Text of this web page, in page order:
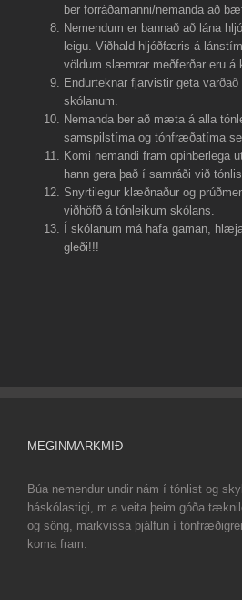
ber forráðamanni/nemanda að
Nemendum er bannað að lána
leigu. Viðhald hljóðfæris á
völdum slæmrar meðferðar eru á
Endurteknar fjarvistir geta
skólanum.
Nemanda ber að mæta á alla
samspilstíma og tónfræðatíma
Komi nemandi fram opinberlega
hann gera það í samráði við
Snyrtilegur klæðnaður og
viðhöfð á tónleikum skólans.
Í skólanum má hafa gaman,
gleði!!!
MEGINMARKMIÐ
Búa nemendur undir nám í tónlist og
háskólastigi, m.a veita þeim góða
og söng, markvissa þjálfun í
koma fram.